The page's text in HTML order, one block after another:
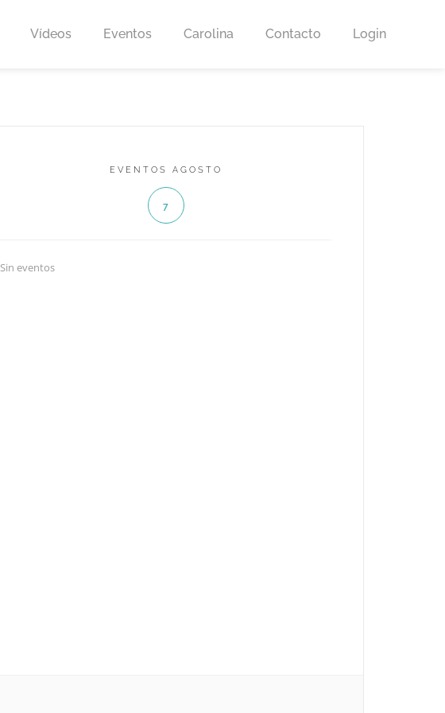
Vídeos Eventos Carolina Contacto Login
EVENTOS AGOSTO
7
Sin eventos